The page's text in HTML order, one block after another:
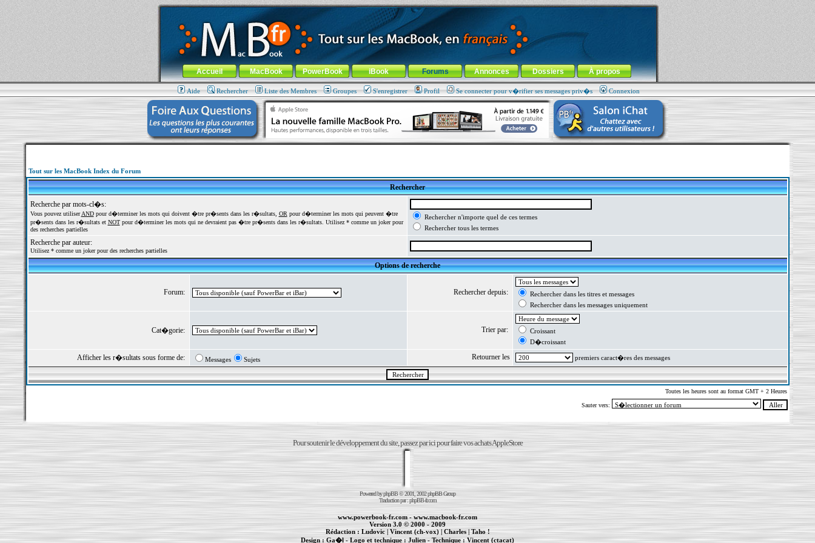
MacBook-fr.com : 100% Apple... 100% nomade !
Aller au contenu-Aller au menu général-Aller au menu de la rubrique
Menu général
Accueil MacBook PowerBook iBook Forums Annonces Dossiers À propos
Aide Rechercher Liste des Membres Groupes S'enregistrer Profil Se connecter pour v�rifier ses messages priv�s Connexion
Tout sur les MacBook Index du Forum
Rechercher
Recherche par mots-cl�s:
Vous pouvez utiliserANDpour d�terminer les mots qui doivent �tre pr�sents dans les r�sultats, OR pour d�terminer les mots qui peuvent �tre
pr�sents dans les r�sultats et NOTpour d�terminer les mots qui ne devraient pas �tre pr�sents dans les r�sultats. Utilisez * comme un joker pour
des recherches partielles
Rechercher n'importe quel de ces termes
Rechercher tous les termes
Recherche par auteur:
Utilisez * comme un joker pour des recherches partielles
Options de recherche
Forum: Rechercher depuis:
Rechercher dans les titres et messages
Rechercher dans les messages uniquement
Cat�gorie: Trier par:
Croissant
D�croissant
Afficher les r�sultats sous forme de: Messages Sujets Retourner les premiers caract�res des messages
Toutes les heures sont au format GMT + 2 Heures
Sauter vers:
Pour soutenir le développement du site, passez par ici pour faire vos achats AppleStore
Powered byphpBB© 2001, 2002 phpBB Group
Traduction par :phpBB-fr.com
www.powerbook-fr.com-www.macbook-fr.com
Version 3.0 © 2000 - 2009
Rédaction :Ludovic| Vincent (ch-vox)|Charles| Taho !
Design : Ga�l - Logo et technique : Julien - Technique :Vincent (ctacat)